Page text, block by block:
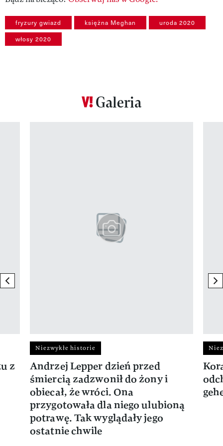
fryzury gwiazd księżna Meghan uroda 2020
włosy 2020
Galeria
previous element
z
Niezwykłe historie
Andrzej Lepper dzień przed
śmiercią zadzwonił do żony i
obiecał, że wróci. Ona
przygotowała dla niego ulubioną
potrawę. Tak wyglądały jego
ostatnie chwile